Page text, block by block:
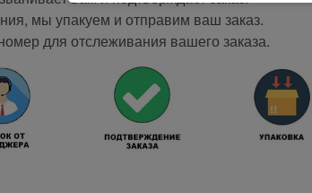
мы упакуем и отправим ваш заказ.
для отслеживания вашего заказа.